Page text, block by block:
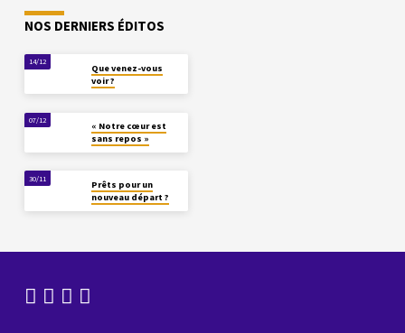
NOS DERNIERS ÉDITOS
14/12
Que venez-vous
voir ?
07/12
« Notre cœur est
sans repos »
30/11
Prêts pour un
nouveau départ ?